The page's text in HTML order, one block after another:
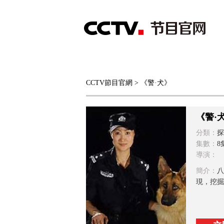
綜合 新聞 財經 綜藝
CCTV節目官網 > 《警·犬》
《警·
分類：
集數： 8
導演：
簡介：
現，挖